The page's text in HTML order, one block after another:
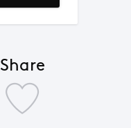
Share